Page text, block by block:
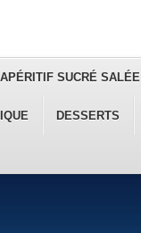
APÉRITIF SUCRÉ SALÉE
DESSERTS